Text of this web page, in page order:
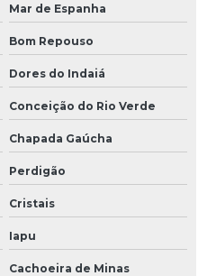
Mar de Espanha
Bom Repouso
Dores do Indaiá
Conceição do Rio Verde
Chapada Gaúcha
Perdigão
Cristais
Iapu
Cachoeira de Minas